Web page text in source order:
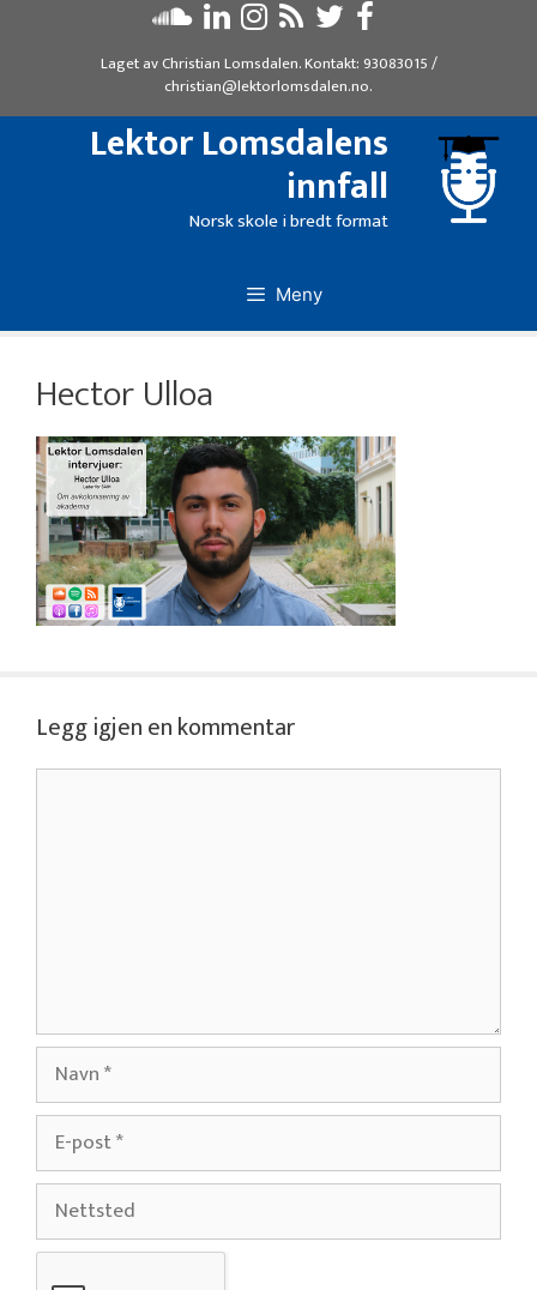
Laget avChristian Lomsdalen. Kontakt: 93083015/
christian@lektorlomsdalen.no.
Lektor Lomsdalens
innfall
Norsk skole i bredt format
Meny
Hector Ulloa
Legg igjen en kommentar
Navn
post
Nettsted